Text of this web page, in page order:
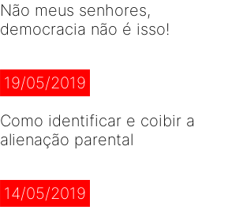
Não meus senhores,
democracia não é isso!
19/05/2019
Como identificar e coibir a
alienação parental
14/05/2019